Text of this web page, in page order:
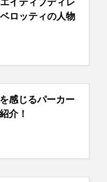
ロッティの人物
感じるパーカー
介！